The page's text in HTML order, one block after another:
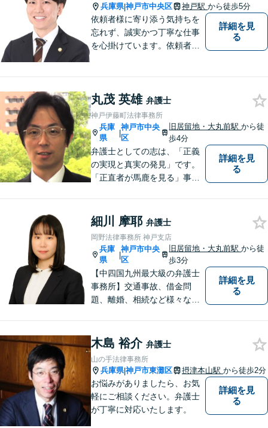
兵庫県|神戸市中央区 神戸駅 から徒歩5分
依頼者様に寄り添う気持ちを
忘れず、誠実かつ丁寧な仕事
を心掛けています。依頼者様
気軽にご相談ください。【交
通事故／相続／労働／男女問
題／刑事事件】
詳細を見
る
丸茂 英雄 弁護士
神戸伊藤町法律事務所
兵庫
県
|
神戸市中央
区
旧居留地・大丸前駅から徒
歩4分
弁護士としての志は、「正義
の実現と真実の発見」です。
「正直者が馬鹿を見る」事は
に分析し、情熱を持って事件
に取り組みます。
詳細を見
る
細川 摩耶 弁護士
岡野法律事務所 神戸支店
兵庫
県
|
神戸市中央
区
旧居留地・大丸前駅から徒
歩3分
【中四国九州最大級の弁護士
事務所】交通事故、借金問
題、離婚、相続など様々な問
まずはお気軽にご相談くださ
い！
詳細を見
る
木島 裕介 弁護士
山の手法律事務所
兵庫県|神戸市東灘区 摂津本山駅 から徒歩2分
お悩みがありましたら、お気
軽にご相談ください。弁護士
が丁寧に対応いたします。
詳細を見
る